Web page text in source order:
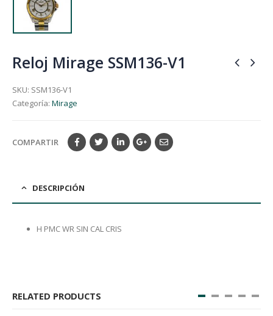
Reloj Mirage SSM136-V1
SKU: SSM136-V1
Categoría: Mirage
COMPARTIR
DESCRIPCIÓN
H PMC WR SIN CAL CRIS
RELATED PRODUCTS